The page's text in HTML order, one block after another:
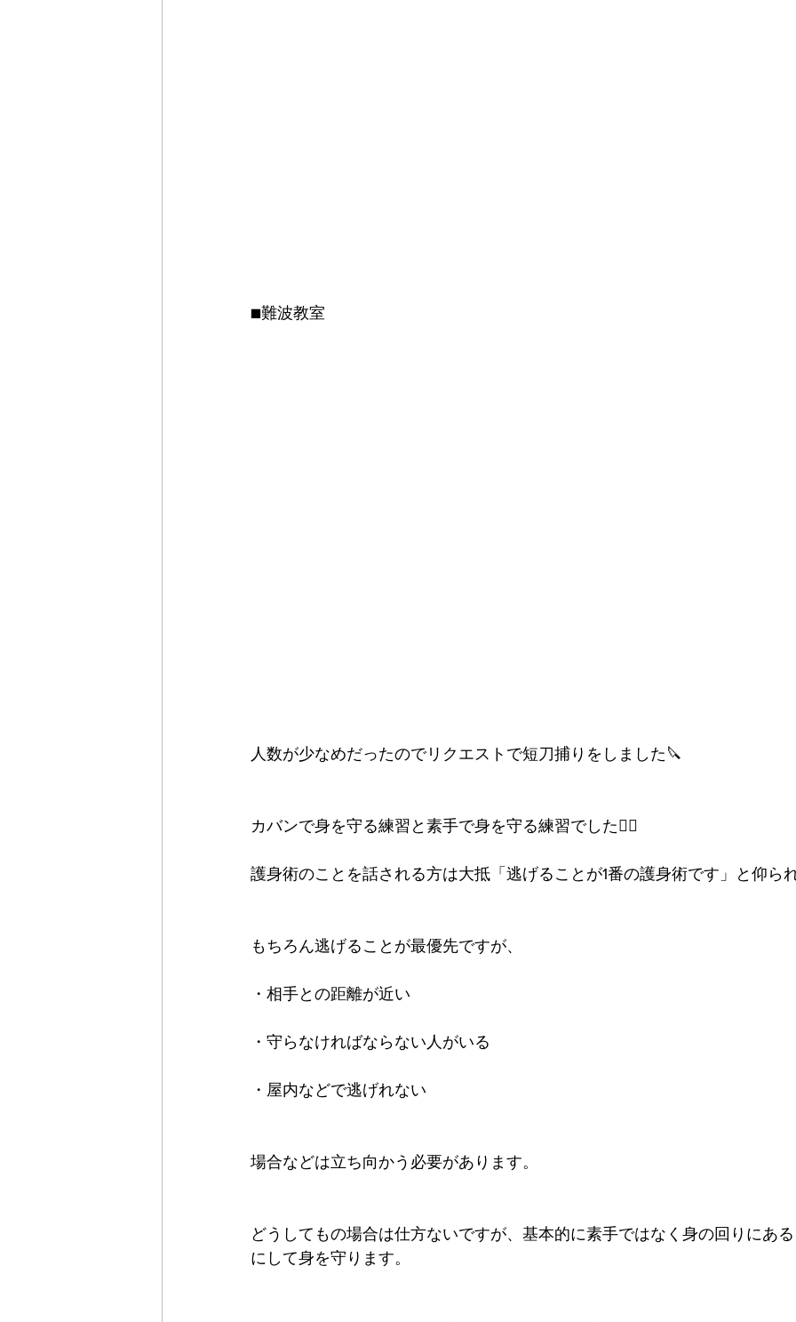
■難波教室
人数が少なめだったのでリクエストで短刀捕りをしました🔪
カバンで身を守る練習と素手で身を守る練習でした🙆‍♀️
護身術のことを話される方は大抵「逃げることが1番の護身術です」と仰ら
もちろん逃げることが最優先ですが、
・相手との距離が近い
・守らなければならない人がいる
・屋内などで逃げれない
場合などは立ち向かう必要があります。
どうしてもの場合は仕方ないですが、基本的に素手ではなく身の回りにあ
にして身を守ります。